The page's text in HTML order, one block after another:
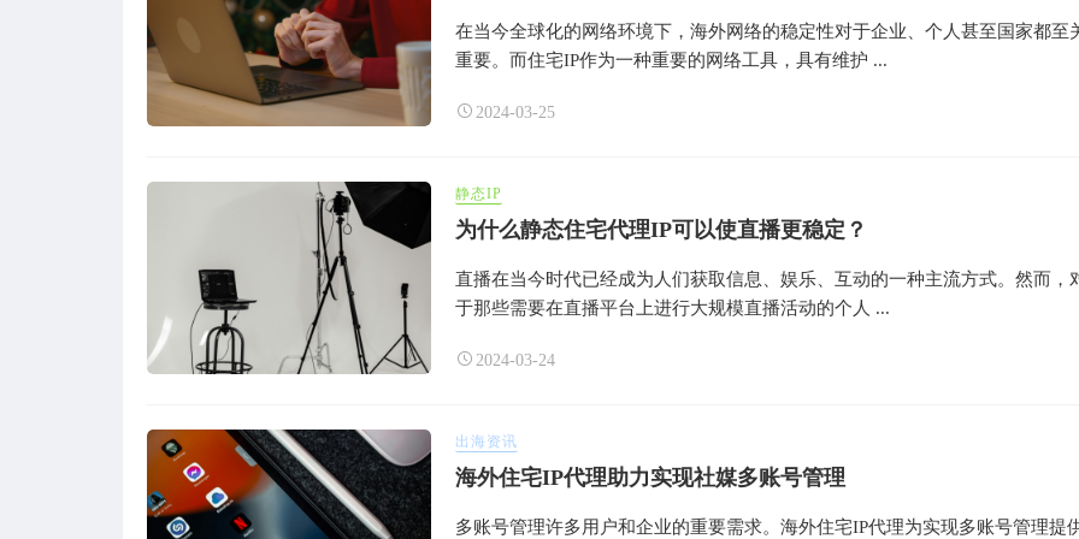
在当今全球化的网络环境下，海外网络的稳定性对于企业、个人甚至国家都至
重要。而住宅IP作为一种重要的网络工具，具有维护 ...
2024-03-25
静态IP
为什么静态住宅代理IP可以使直播更稳定？
直播在当今时代已经成为人们获取信息、娱乐、互动的一种主流方式。然而，
于那些需要在直播平台上进行大规模直播活动的个人 ...
2024-03-24
出海资讯
海外住宅IP代理助力实现社媒多账号管理
多账号管理许多用户和企业的重要需求。海外住宅IP代理为实现多账号管理提